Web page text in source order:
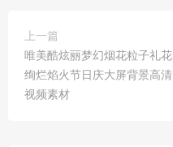
上一篇
唯美酷炫丽梦幻烟花粒子礼花
绚烂焰火节日庆大屏背景高清
视频素材